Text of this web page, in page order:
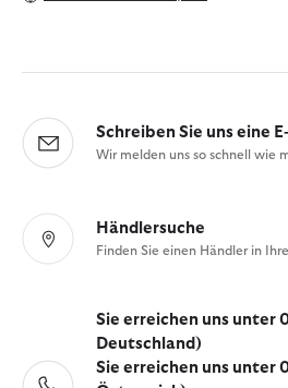
Schreiben Sie uns eine
Wir melden uns so schnell wie
Händlersuche
Finden Sie einen Händler in
Sie erreichen uns unter
Deutschland)
Sie erreichen uns unter